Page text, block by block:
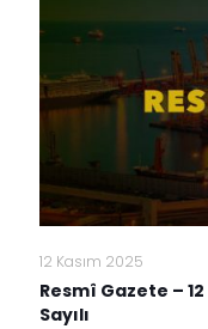
12 Kasım 2025
Resmî Gazete –
Sayılı